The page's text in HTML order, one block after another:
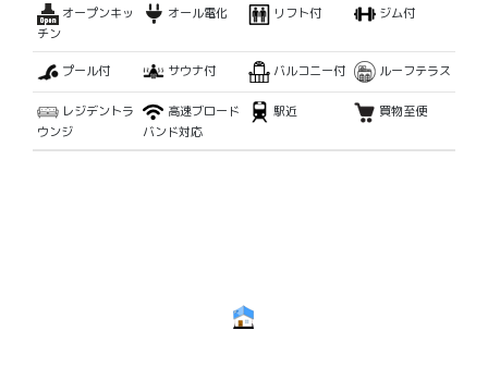
オープンキッ
チン
オール電化 リフト付 ジム付
プール付 サウナ付 バルコニー付 ルーフテラス
レジデントラ
ウンジ
高速ブロード
バンド対応
駅近 買物至便